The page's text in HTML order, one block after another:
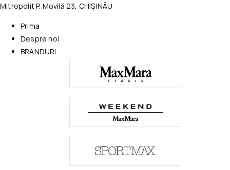
Mitropolit P. Movilă 23, CHIȘINĂU
Prima
Despre noi
BRANDURI